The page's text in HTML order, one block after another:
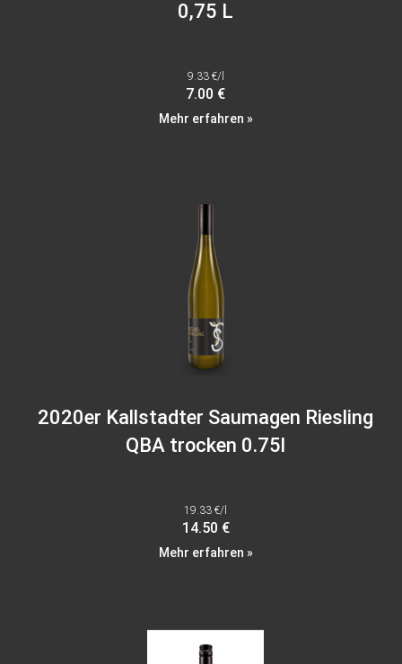
0,75 L
9.33 €/l
7.00 €
Mehr erfahren »
2020er Kallstadter Saumagen Riesling
QBA trocken 0.75l
19.33 €/l
14.50 €
Mehr erfahren »